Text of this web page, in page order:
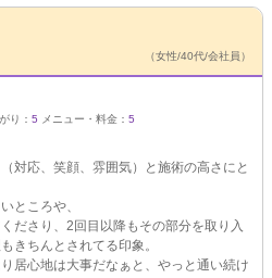
（女性/40代/会社員）
り： 5 メニュー・料金： 5
対応、笑顔、雰囲気）と施術の高さにと
ところや、
ださり、2回目以降もその部分を取り入
きちんとされてる印象。
居心地は大事だなぁと、やっと通い続け